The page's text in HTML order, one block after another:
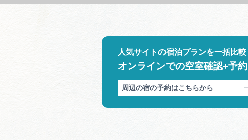
人気サイトの宿泊プランを一括比較
オンラインでの空室確認+予約
周辺の宿の予約はこちらから